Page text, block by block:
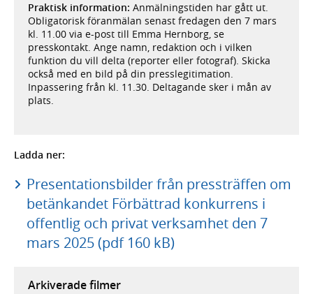
Praktisk information: Anmälningstiden har gått ut.
Obligatorisk föranmälan senast fredagen den 7 mars
kl. 11.00 via e-post till Emma Hernborg, se
presskontakt. Ange namn, redaktion och i vilken
funktion du vill delta (reporter eller fotograf). Skicka
också med en bild på din presslegitimation.
Inpassering från kl. 11.30. Deltagande sker i mån av
plats.
Ladda ner:
Presentationsbilder från pressträffen om
betänkandet Förbättrad konkurrens i
offentlig och privat verksamhet den 7
mars 2025 (pdf 160 kB)
Arkiverade filmer